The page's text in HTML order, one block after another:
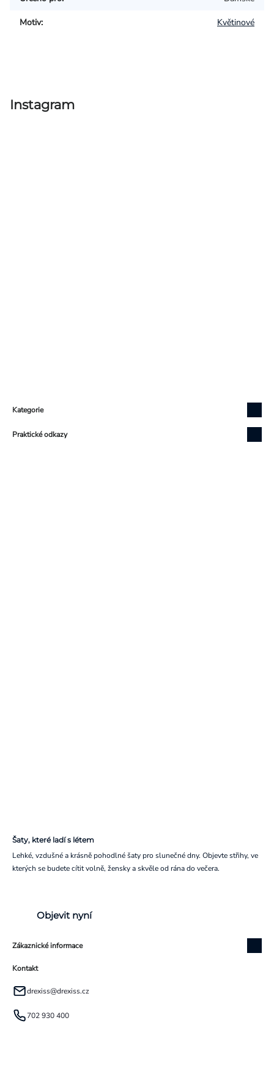
Motiv: Květinové
Instagram
Kategorie
Praktické odkazy
Šaty, které ladí s létem
Lehké, vzdušné a krásně pohodlné šaty pro slunečné dny. Objevte střihy, ve
kterých se budete cítit volně, žensky a skvěle od rána do večera.
Objevit nyní
Zákaznické informace
Kontakt
drexiss@drexiss.cz
702 930 400